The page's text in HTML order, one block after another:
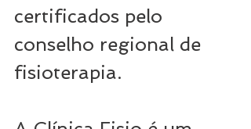
certificados pelo
conselho regional de
fisioterapia.